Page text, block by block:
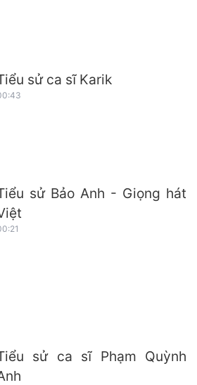
sử ca sĩ Karik
sử Bảo Anh - Giọng hát
sử ca sĩ Phạm Quỳnh